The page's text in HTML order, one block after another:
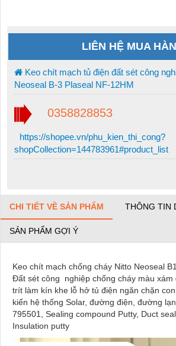
LIÊN HỆ MUA
Keo chít mạch tủ điện đất sét công
Neoseal B-3 Plaseal NF-12HM
0358828853
https://shopee.vn/phu_kien_thi_cong?
shopCollection=144783961#product_list
CHI TIẾT VỀ SẢN PHẨM THÔNG TIN
SẢN PHẨM GỢI Ý
Keo chít mạch chống cháy Nitto Neoseal
Đất sét công nghiệp chống cháy màu xám
trít làm kín khe lỗ hở tủ điện ngăn chặn
kiến hệ thống Solar, đường điện, đường
795501, Sealing compound Putty, Duct
Insulation putty